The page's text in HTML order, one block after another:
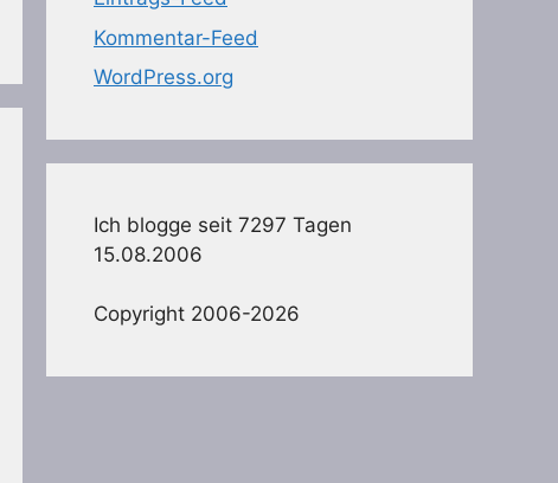
Kommentar-Feed
WordPress.org
Ich blogge seit 7297 Tagen
15.08.2006
Copyright 2006-2026